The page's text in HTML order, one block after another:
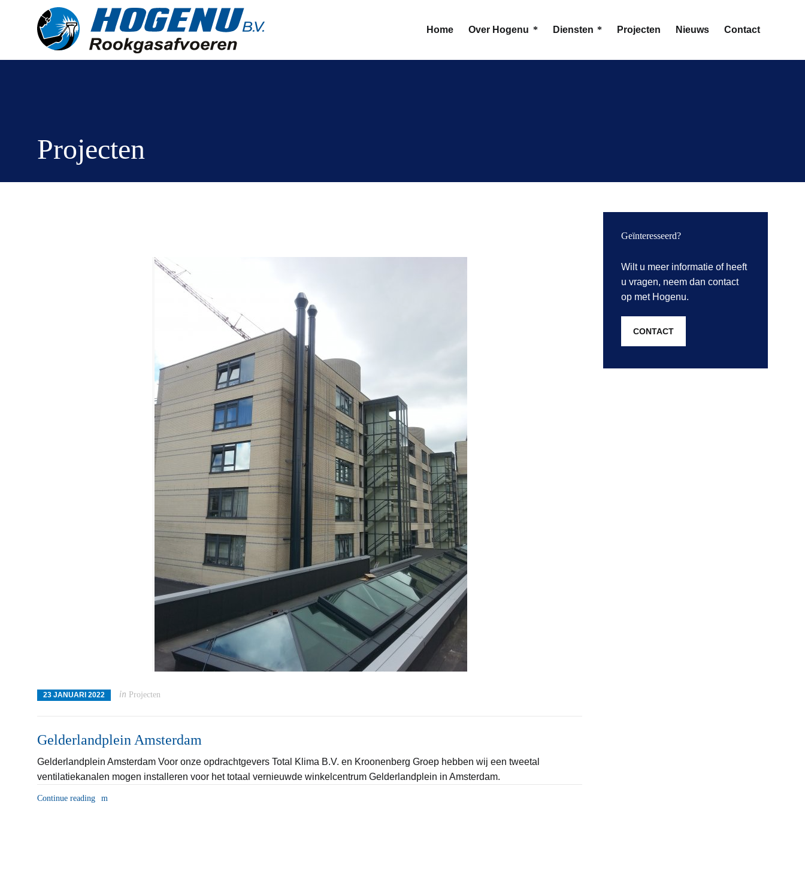
Home Over Hogenu Diensten Projecten Nieuws Contact
Projecten
23 JANUARI 2022 in Projecten
Gelderlandplein Amsterdam
Gelderlandplein Amsterdam Voor onze opdrachtgevers Total Klima B.V. en Kroonenberg Groep hebben wij een tweetal
ventilatiekanalen mogen installeren voor het totaal vernieuwde winkelcentrum Gelderlandplein in Amsterdam.
Continue reading
Geïnteresseerd?
Wilt u meer informatie of heeft
u vragen, neem dan contact
op met Hogenu.
CONTACT